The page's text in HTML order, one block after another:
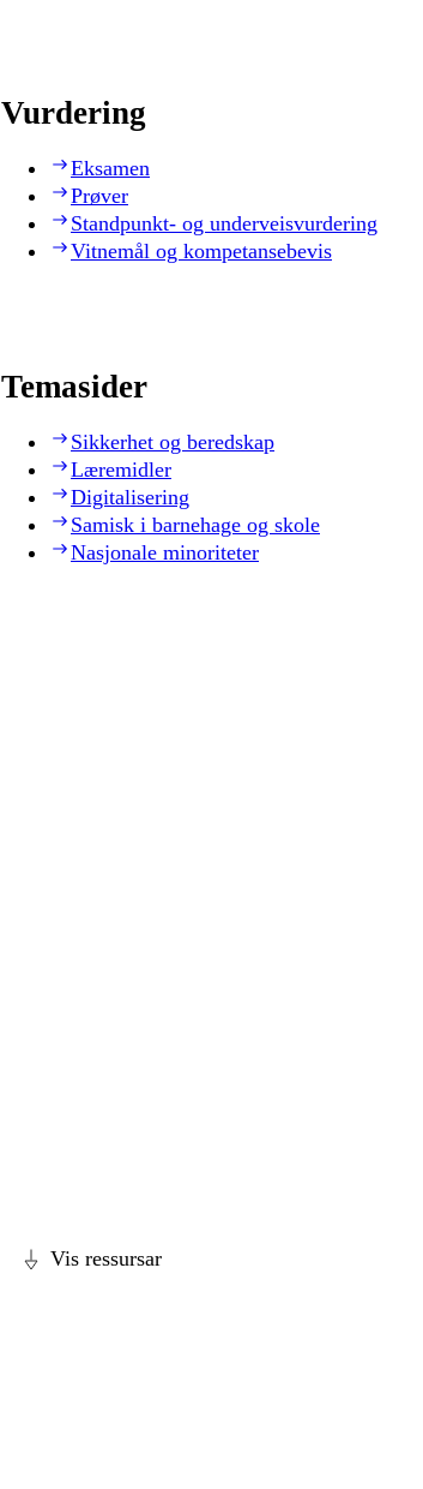
Vurdering
Eksamen
Prøver
Standpunkt- og underveisvurdering
Vitnemål og kompetansebevis
Temasider
Sikkerhet og beredskap
Læremidler
Digitalisering
Samisk i barnehage og skole
Nasjonale minoriteter
Vis ressursar